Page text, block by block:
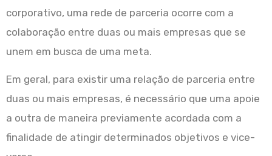
corporativo, uma rede de parceria ocorre com a
colaboração entre duas ou mais empresas que se
unem em busca de uma meta.
Em geral, para existir uma relação de parceria entre
duas ou mais empresas, é necessário que uma apoie
a outra de maneira previamente acordada com a
finalidade de atingir determinados objetivos e vice-